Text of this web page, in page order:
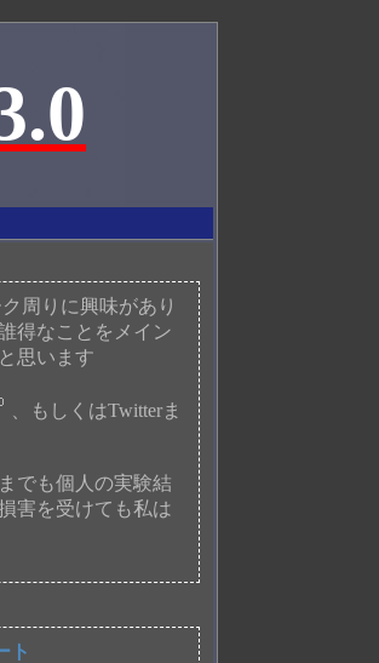
周りに興味があり
得なことをメイン
思います
、もしくはTwitterま
でも個人の実験結
害を受けても私は
ト